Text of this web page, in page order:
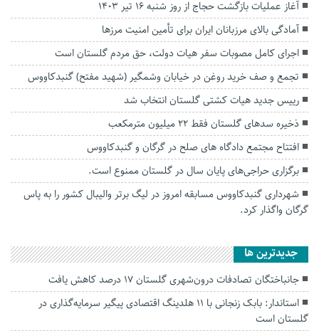
آغاز عملیات بازگشت حجاج از روز شنبه ۱۶ تیر ۱۴۰۳
آمادگی بالای مرزبانان ایران برای تأمین امنیت مرزها
اجرای کامل مصوبات سفر هیات دولت، حق مردم گلستان است
تجمع و صف خرید روغن در خیابان وشمگیر (شهید مفتح) گنبدکاووس
رییس جدید هیات کشتی گلستان‌ انتخاب شد
ذخیره سد‌های گلستان فقط ۲۲ میلیون مترمکعب
افتتاح مجتمع دادگاه های صلح در گرگان و گنبدکاووس
برگزاری حراجی‌های پایان سال در گلستان ممنوع است.
شهرداری گنبدکاووس مسابقه امروز در لیگ برتر والیبال کشور را به پاس
گرگان واگذار کرد.
جديدترين ها
جانباختگان تصادفات درون‌شهری گلستان ۱۷ درصد کاهش یافت
استاندار: بابک زنجانی با ۱۱ هلدینگ اقتصادی پیگیر سرمایه‌گذاری در
گلستان است